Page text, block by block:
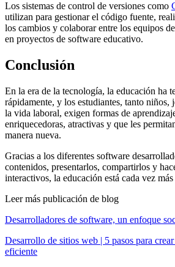
Los sistemas de control de versiones como
utilizan para gestionar el código fuente,
los cambios y colaborar entre los equipos
en proyectos de software educativo.
Conclusión
En la era de la tecnología, la educación ha
rápidamente, y los estudiantes, tanto niños,
la vida laboral, exigen formas de
enriquecedoras, atractivas y que les
manera nueva.
Gracias a los diferentes software
contenidos, presentarlos, compartirlos y
interactivos, la educación está cada vez
Leer más publicación de blog
Desarrolladores de software, un enfoque
Desarrollo de sitios web | 5 pasos para
eficiente